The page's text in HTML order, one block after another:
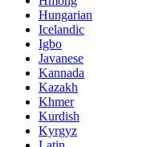
Hungarian
Icelandic
Igbo
Javanese
Kannada
Kazakh
Khmer
Kurdish
Kyrgyz